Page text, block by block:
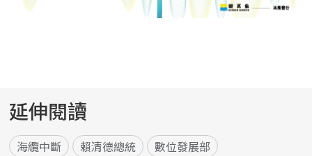
延伸閱讀
海纜中斷 賴清德總統 數位發展部